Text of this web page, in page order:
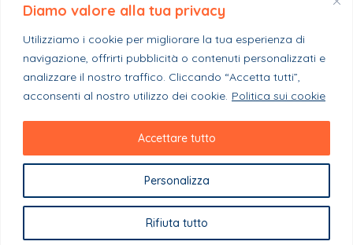
Diamo valore alla tua privacy
Utilizziamo i cookie per migliorare la tua esperienza di
navigazione, offrirti pubblicità o contenuti personalizzati e
analizzare il nostro traffico. Cliccando “Accetta tutti”,
acconsenti al nostro utilizzo dei cookie. Politica sui cookie
Personalizza
Rifiuta tutto
Accettare tutto
Privacy Policy
Gestisci impostazioni Cookies
Esplora il catalogo
Casa
Ferramenta & Co.
Giardino e agricoltura
Stagionali
Copyright 2023 - EuroGross Srl - P. IVA: 03999590825